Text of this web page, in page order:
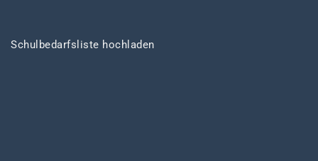
Schulbedarfsliste hochladen